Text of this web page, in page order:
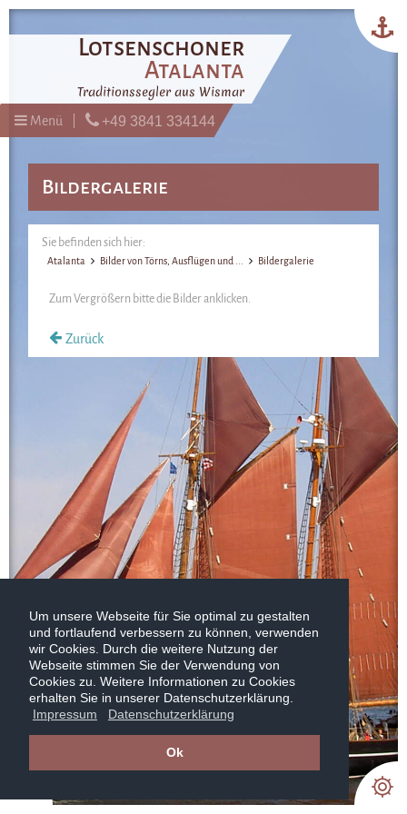
Um unsere Webseite für Sie optimal zu gestalten
und fortlaufend verbessern zu können, verwenden
wir Cookies. Durch die weitere Nutzung der
Webseite stimmen Sie der Verwendung von
Cookies zu. Weitere Informationen zu Cookies
erhalten Sie in unserer Datenschutzerklärung.
Impressum
Datenschutzerklärung
Ok
Lotsenschoner
Atalanta
Traditionssegler aus Wismar
Menü +49 3841 334144
Bildergalerie
Sie befinden sich hier:
Atalanta Bilder von Törns, Ausflügen und ... Bildergalerie
Zum Vergrößern bitte die Bilder anklicken.
Zurück